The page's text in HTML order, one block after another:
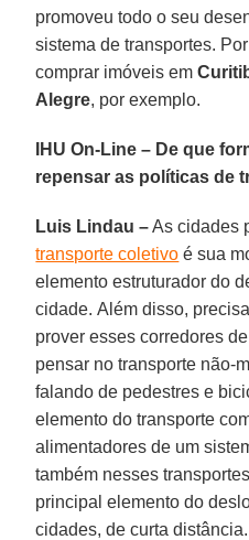
promoveu todo o seu
sistema de transportes.
comprar imóveis em
Alegre, por exemplo.
IHU On-Line – De que
repensar as políticas de
Luis Lindau –As cidades
transporte coletivo é sua
elemento estruturador do
cidade. Além disso,
prover esses corredores
pensar no transporte não-
falando de pedestres e
elemento do transporte
alimentadores de um
também nesses
principal elemento do
cidades, de curta